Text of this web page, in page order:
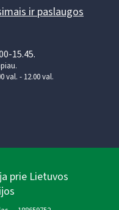
ir paslaugos
15.45.
val. - 12.00 val.
prie Lietuvos